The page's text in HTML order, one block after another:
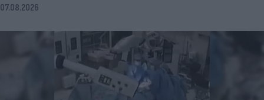
07.08.2026